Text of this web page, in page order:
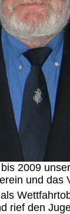
2009
und
rief den